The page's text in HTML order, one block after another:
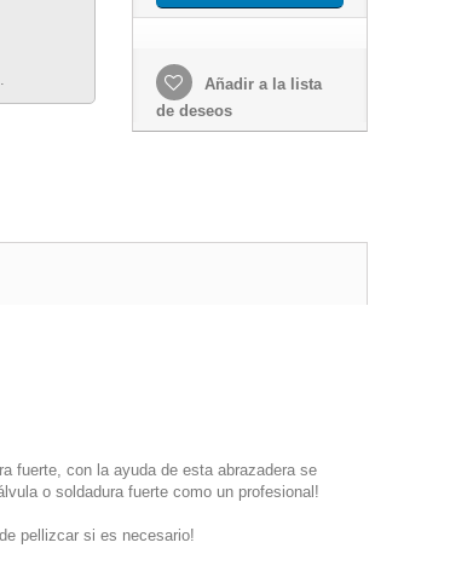
Añadir a la lista
de deseos
fuerte, con la ayuda de esta abrazadera se
o soldadura fuerte como un profesional!
pellizcar si es necesario!